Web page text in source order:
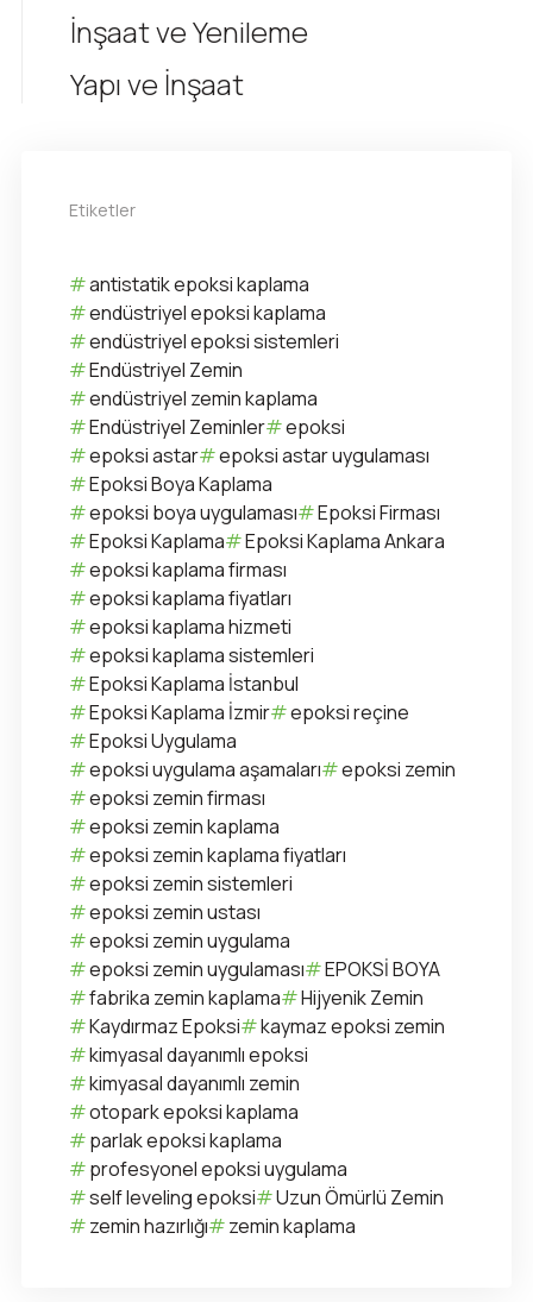
İnşaat ve Yenileme
Yapı ve İnşaat
Etiketler
antistatik epoksi kaplama
endüstriyel epoksi kaplama
endüstriyel epoksi sistemleri
Endüstriyel Zemin
endüstriyel zemin kaplama
Endüstriyel Zeminler
epoksi
epoksi astar
epoksi astar uygulaması
Epoksi Boya Kaplama
epoksi boya uygulaması
Epoksi Firması
Epoksi Kaplama
Epoksi Kaplama Ankara
epoksi kaplama firması
epoksi kaplama fiyatları
epoksi kaplama hizmeti
epoksi kaplama sistemleri
Epoksi Kaplama İstanbul
Epoksi Kaplama İzmir
epoksi reçine
Epoksi Uygulama
epoksi uygulama aşamaları
epoksi zemin
epoksi zemin firması
epoksi zemin kaplama
epoksi zemin kaplama fiyatları
epoksi zemin sistemleri
epoksi zemin ustası
epoksi zemin uygulama
epoksi zemin uygulaması
EPOKSİ BOYA
fabrika zemin kaplama
Hijyenik Zemin
Kaydırmaz Epoksi
kaymaz epoksi zemin
kimyasal dayanımlı epoksi
kimyasal dayanımlı zemin
otopark epoksi kaplama
parlak epoksi kaplama
profesyonel epoksi uygulama
self leveling epoksi
Uzun Ömürlü Zemin
zemin hazırlığı
zemin kaplama